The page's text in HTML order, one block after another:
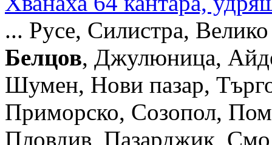
... Русе, Силистра,
Белцов, Джулюница,
Шумен, Нови пазар,
Приморско, Созопол,
Пловдив, Пазарджик,